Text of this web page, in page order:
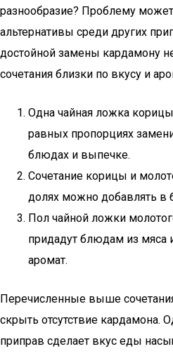
разнообразие? Проблему
альтернативы среди других
достойной замены кардамону
сочетания близки по вкусу и
Одна чайная ложка
равных пропорциях
блюдах и выпечке.
Сочетание корицы и
долях можно добавлять в
Пол чайной ложки
придадут блюдам из
аромат.
Перечисленные выше
скрыть отсутствие кардамона.
приправ сделает вкус еды